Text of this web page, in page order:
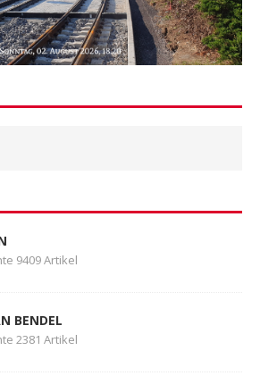
9409 Artikel
BENDEL
2381 Artikel